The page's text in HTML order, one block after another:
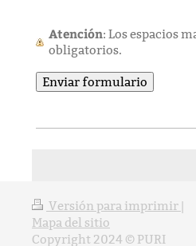
Atención : Los espacios
obligatorios.
Versión para imprimir |
Mapa del sitio
Copyright 2024 © PURI